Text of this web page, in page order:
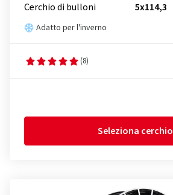
Cerchio di bulloni
5x114,3
Adatto per l'inverno
(8)
Seleziona cerchio